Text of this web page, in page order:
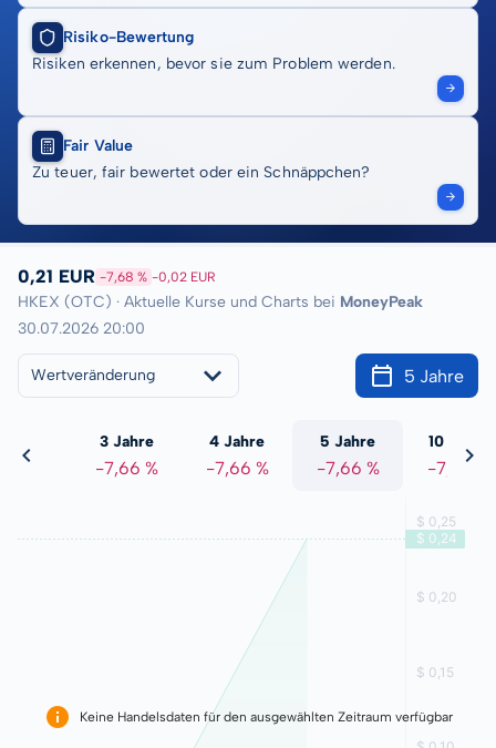
Risiko-Bewertung
Risiken erkennen, bevor sie zum Problem werden.
Fair Value
Zu teuer, fair bewertet oder ein Schnäppchen?
0,21 EUR -7,68 % -0,02 EUR
HKEX (OTC) · Aktuelle Kurse und Charts bei MoneyPeak
30.07.2026 20:00
Wertveränderung 5 Jahre
%
3 Jahre
-7,66 %
4 Jahre
-7,66 %
5 Jahre
-7,66 %
10 Jahre
-7,66 %
Keine Handelsdaten für den ausgewählten Zeitraum verfügbar